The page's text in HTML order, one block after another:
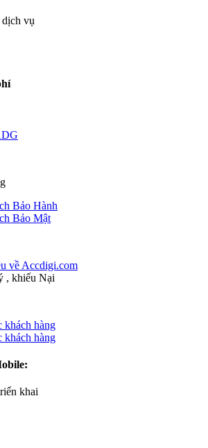
vụ
Bảo Hành
Bảo Mật
về Accdigi.com
, khiếu Nại
khách hàng
khách hàng
khai